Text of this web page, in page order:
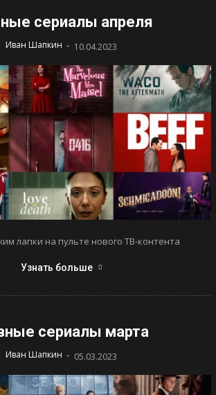
сериалы апреля
Иван Шапкин - 10.04.2023
лапки на пульте нового ТВ-контента
Узнать больше
сериалы марта
Иван Шапкин - 05.03.2023